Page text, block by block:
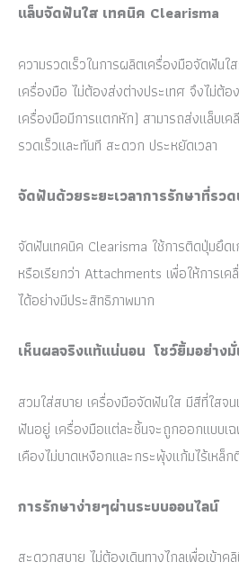
แล็บจัดฟันใส เทคนิค Clearisma
ความรวดเร็วในการผลิตเครื่องมือจัดฟัน
เครื่องมือ ไม่ต้องส่งต่างประเทศ จึงไม่ต้
เครื่องมือมีการแตกหัก) สามารถส่งแล็บเ
รวดเร็วและทันที สะดวก ประหยัดเวลา
จัดฟันด้วยระยะเวลาการรักษาที่รวด
จัดฟันเทคนิค Clearisma ใช้การติดปุ่มยึด
หรือเรียกว่า Attachments เพื่อให้การเ
ได้อย่างมีประสิทธิภาพมาก
เห็นผลจริงแท้แน่นอน โชว์ยิ้มอย่าง
สวมใส่สบาย เครื่องมือจัดฟันใส มีสีที่ใสจน
ฟันอยู่ เครื่องมือแต่ละชิ้นจะถูกออกแบบเ
เคืองไม่บาดเหงือกและกระพุ้งแก้มไร้เหล็
การรักษาง่ายๆผ่านระบบออนไลน์
สะดวกสบาย ไม่ต้องเดินทางไกลเพื่อเข้า